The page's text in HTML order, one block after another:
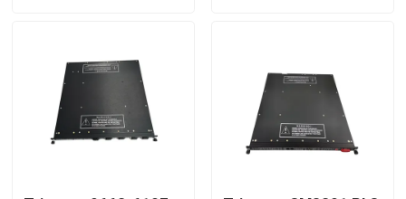
Zu Hause
Produkte
Über uns